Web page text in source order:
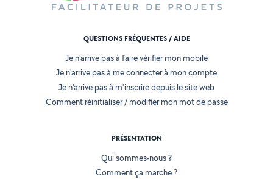
QUESTIONS FRÉQUENTES / AIDE
Je n'arrive pas à faire vérifier mon mobile
Je n'arrive pas à me connecter à mon compte
Je n'arrive pas à m'inscrire depuis le site web
Comment réinitialiser / modifier mon mot de passe
PRÉSENTATION
Qui sommes-nous ?
Comment ça marche ?